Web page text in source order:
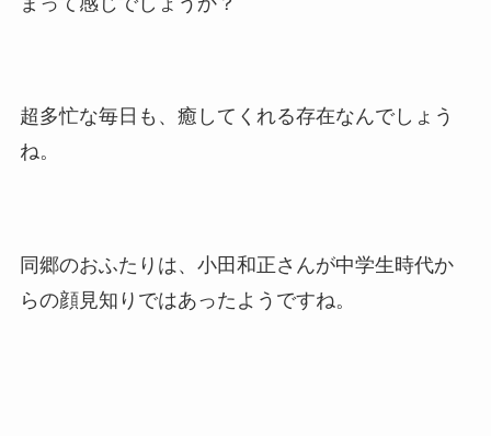
超多忙な毎日も、癒してくれる存在なんでしょう
ね。
同郷のおふたりは、小田和正さんが中学生時代か
らの顔見知りではあったようですね。